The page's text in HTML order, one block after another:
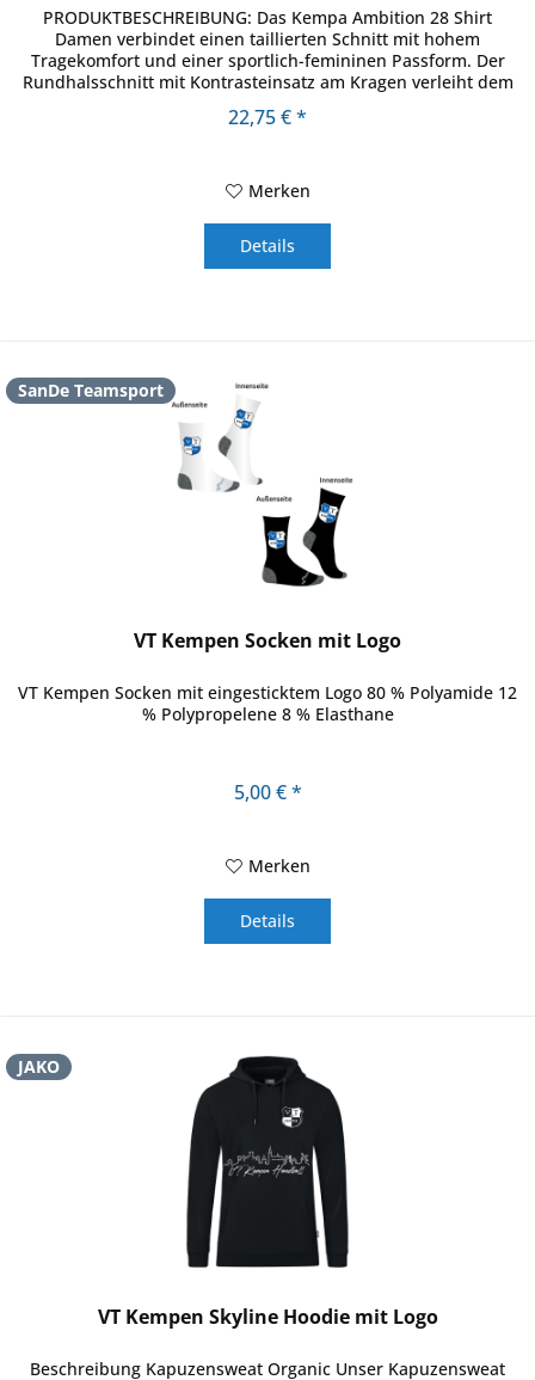
PRODUKTBESCHREIBUNG: Das Kempa Ambition 28 Shirt
Damen verbindet einen taillierten Schnitt mit hohem
Tragekomfort und einer sportlich-femininen Passform. Der
Rundhalsschnitt mit Kontrasteinsatz am Kragen verleiht dem
22,75 € *
Merken
Details
SanDe Teamsport
VT Kempen Socken mit Logo
VT Kempen Socken mit eingesticktem Logo 80 % Polyamide 12
% Polypropelene 8 % Elasthane
5,00 € *
Merken
Details
JAKO
VT Kempen Skyline Hoodie mit Logo
Beschreibung Kapuzensweat Organic Unser Kapuzensweat